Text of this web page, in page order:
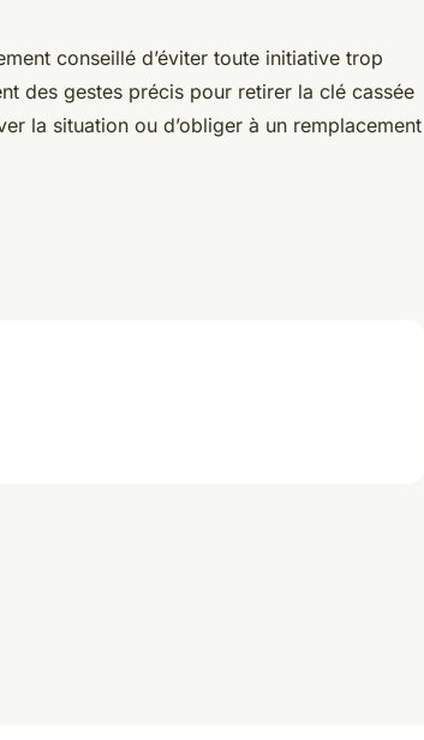
conseillé d’éviter toute initiative trop
des gestes précis pour retirer la clé cassée
la situation ou d’obliger à un remplacement